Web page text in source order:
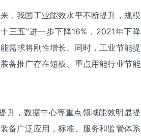
，我国工业能效水平不断提升，规模
三五”进一步下降16%，2021年下降
需求将刚性增长。同时，工业节能提
备推广存在短板、重点用能行业节能
升，数据中心等重点领域能效明显提
备广泛应用，标准、服务和监管体系